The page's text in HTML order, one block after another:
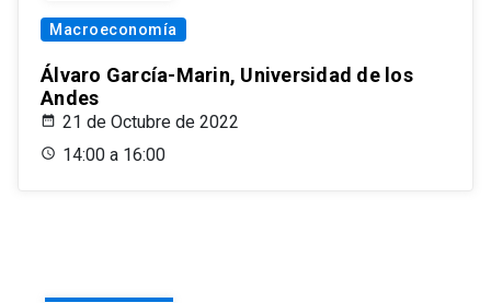
Macroeconomía
Álvaro García-Marin, Universidad de los
Andes
21 de Octubre de 2022
14:00 a 16:00